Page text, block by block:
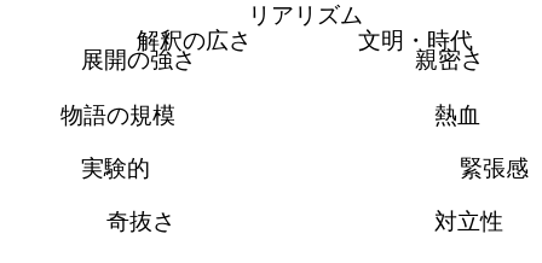
リアリズム
文明・時代
親密さ
熱血
緊張感
対立性
奇抜さ
実験的
物語の規模
展開の強さ
解釈の広さ